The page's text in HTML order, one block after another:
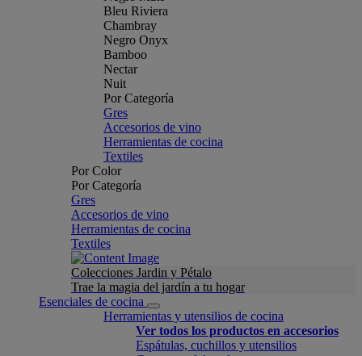
Bleu Riviera
Chambray
Negro Onyx
Bamboo
Nectar
Nuit
Por Categoría
Gres
Accesorios de vino
Herramientas de cocina
Textiles
Por Color
Por Categoría
Gres
Accesorios de vino
Herramientas de cocina
Textiles
Colecciones Jardin y Pétalo
Trae la magia del jardín a tu hogar
Esenciales de cocina
Herramientas y utensilios de cocina
Ver todos los productos en accesorios
Espátulas, cuchillos y utensilios